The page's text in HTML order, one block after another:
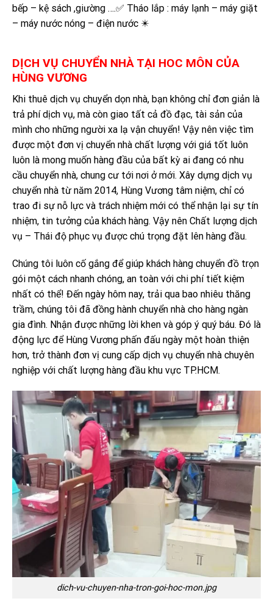
bếp – kệ sách ,giường ….✅ Tháo lắp : máy lạnh – máy giặt
– máy nước nóng – điện nước ✴️
DỊCH VỤ CHUYỂN NHÀ TẠI HOC MÔN CỦA
HÙNG VƯƠNG
Khi thuê dịch vụ chuyển dọn nhà, bạn không chỉ đơn giản là
trả phí dịch vụ, mà còn giao tất cả đồ đạc, tài sản của
mình cho những người xa lạ vận chuyển! Vậy nên việc tìm
được một đơn vị chuyển nhà chất lượng với giá tốt luôn
luôn là mong muốn hàng đầu của bất kỳ ai đang có nhu
cầu chuyển nhà, chung cư tới nơi ở mới. Xây dựng dịch vụ
chuyển nhà từ năm 2014, Hùng Vương tâm niệm, chỉ có
trao đi sự nỗ lực và trách nhiệm mới có thể nhận lại sự tín
nhiệm, tin tưởng của khách hàng. Vậy nên Chất lượng dịch
vụ – Thái độ phục vụ được chú trọng đặt lên hàng đầu.
Chúng tôi luôn cố gắng để giúp khách hàng chuyển đồ trọn
gói một cách nhanh chóng, an toàn với chi phí tiết kiệm
nhất có thể! Đến ngày hôm nay, trải qua bao nhiêu thăng
trầm, chúng tôi đã đồng hành chuyển nhà cho hàng ngàn
gia đình. Nhận được những lời khen và góp ý quý báu. Đó là
động lực để Hùng Vương phấn đấu ngày một hoàn thiện
hơn, trở thành đơn vị cung cấp dịch vụ chuyển nhà chuyên
nghiệp với chất lượng hàng đầu khu vực TP.HCM.
dich-vu-chuyen-nha-tron-goi-hoc-mon.jpg